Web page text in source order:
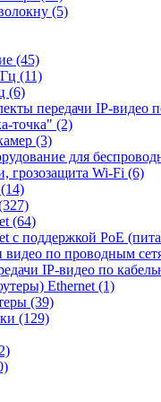
(5)
(45)
(11)
(6)
передачи IP-видео
точка" (2)
(3)
для
грозозащита Wi-Fi (6)
(14)
(64)
с поддержкой PoE
видео по проводным
IP-видео по
Ethernet (1)
(39)
(129)